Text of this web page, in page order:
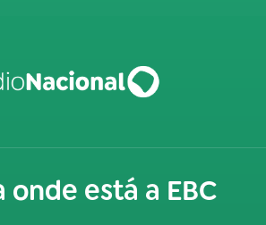
onde está a EBC